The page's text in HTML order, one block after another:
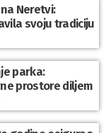
Neretvi:
svoju tradiciju
parka:
prostore diljem